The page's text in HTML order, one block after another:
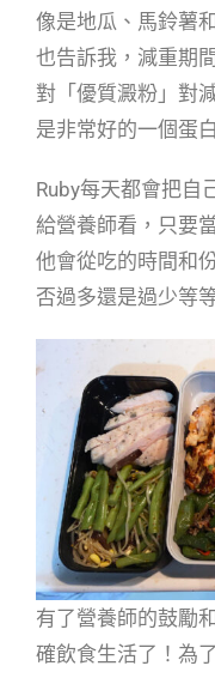
像是地瓜、馬鈴薯
也告訴我，減重期
對「優質澱粉」對
是非常好的一個蛋
Ruby每天都會把自
給營養師看，只要
他會從吃的時間和
否過多還是過少等
有了營養師的鼓勵
確飲食生活了！為